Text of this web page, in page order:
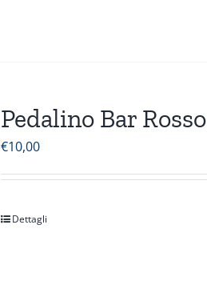
Pedalino Bar Rosso
€10,00
Dettagli